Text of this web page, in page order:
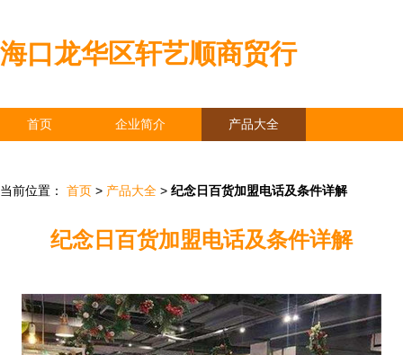
海口龙华区轩艺顺商贸行
首页 企业简介 产品大全
当前位置： 首页 > 产品大全 > 纪念日百货加盟电话及条件详解
纪念日百货加盟电话及条件详解